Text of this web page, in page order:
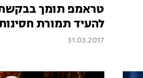
טראמפ תומך
להעיד תמורת
31.03.2017